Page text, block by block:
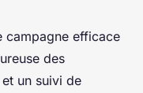
campagne efficace
des
un suivi de